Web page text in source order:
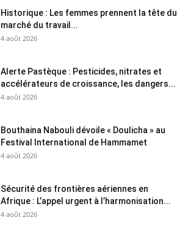
Historique : Les femmes prennent la tête du
marché du travail...
4 août 2026
Alerte Pastèque : Pesticides, nitrates et
accélérateurs de croissance, les dangers...
4 août 2026
Bouthaina Nabouli dévoile « Doulicha » au
Festival International de Hammamet
4 août 2026
Sécurité des frontières aériennes en
Afrique : L’appel urgent à l’harmonisation...
4 août 2026